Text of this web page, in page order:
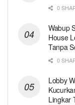
0
Wabup
House
Tanpa
0
Lobby
Lingkar